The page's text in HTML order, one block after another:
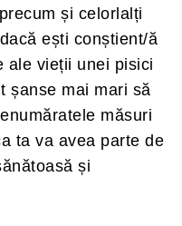
și celorlalți
ești conștient/ă
ale vieții unei pisici
șanse mai mari să
măsuri
ta va avea parte de
și